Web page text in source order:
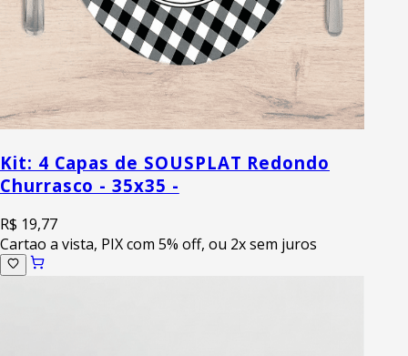
Kit: 4 Capas de SOUSPLAT Redondo
Churrasco - 35x35 -
R$ 19,77
Cartao a vista, PIX com 5% off, ou 2x sem juros